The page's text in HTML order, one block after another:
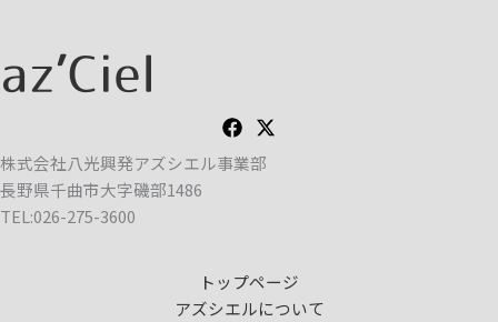
株式会社八光興発アズシエル事業部
長野県千曲市大字磯部1486
TEL:026-275-3600
トップページ
アズシエルについて